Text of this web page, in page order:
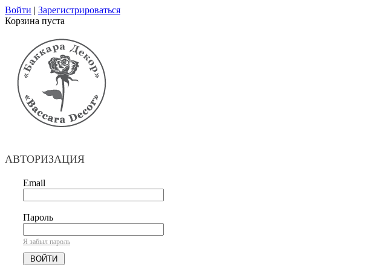
Войти | Зарегистрироваться
Корзина пуста
АВТОРИЗАЦИЯ
Email
Пароль
Я забыл пароль